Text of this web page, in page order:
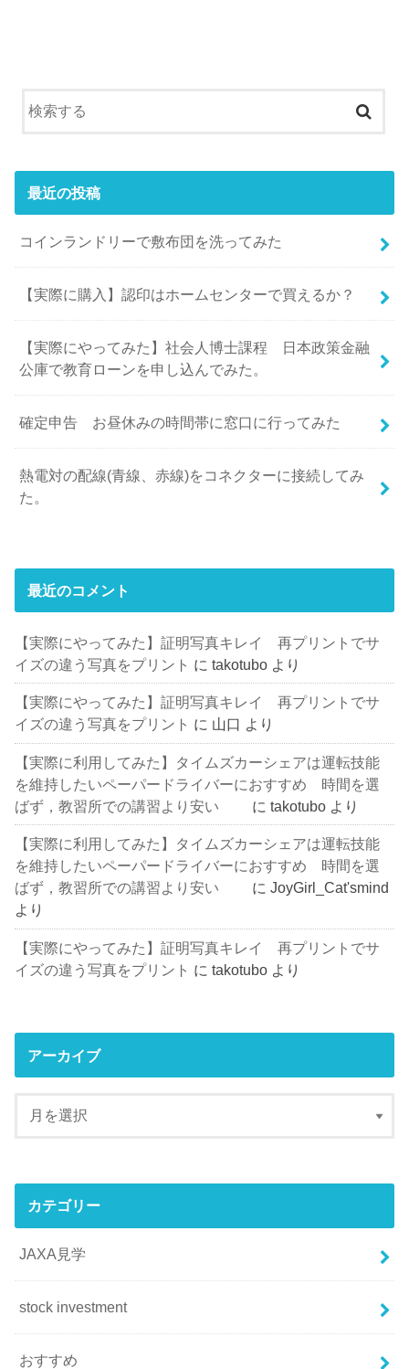
最近の投稿
コインランドリーで敷布団を洗ってみた
【実際に購入】認印はホームセンターで買えるか？
【実際にやってみた】社会人博士課程 日本政策金融
公庫で教育ローンを申し込んでみた。
確定申告 お昼休みの時間帯に窓口に行ってみた
熱電対の配線(青線、赤線)をコネクターに接続してみ
た。
最近のコメント
【実際にやってみた】証明写真キレイ 再プリントでサ
イズの違う写真をプリント にtakotubo より
【実際にやってみた】証明写真キレイ 再プリントでサ
イズの違う写真をプリント に 山口 より
【実際に利用してみた】タイムズカーシェアは運転技能
を維持したいペーパードライバーにおすすめ 時間を選
ばず，教習所での講習より安い
にtakotubo より
【実際に利用してみた】タイムズカーシェアは運転技能
を維持したいペーパードライバーにおすすめ 時間を選
ばず，教習所での講習より安い
にJoyGirl_Cat'smind
より
【実際にやってみた】証明写真キレイ 再プリントでサ
イズの違う写真をプリント にtakotubo より
アーカイブ
カテゴリー
JAXA見学
stock investment
おすすめ